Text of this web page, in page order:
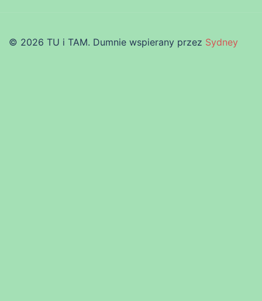
© 2026 TU i TAM. Dumnie wspierany przez Sydney